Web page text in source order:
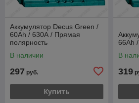
Аккумулятор Decus Green /
60Ah / 630А / Прямая
полярность
В наличии
297 руб.
Купить
66Ah
В
319